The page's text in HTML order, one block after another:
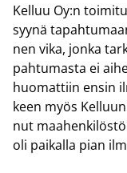
Kel­luu Oy:n
syynä
nen vika, jonka
pah­tu­mas­ta ei
huo­mat­tiin ensin
keen myös
nut
oli pai­kal­la pian